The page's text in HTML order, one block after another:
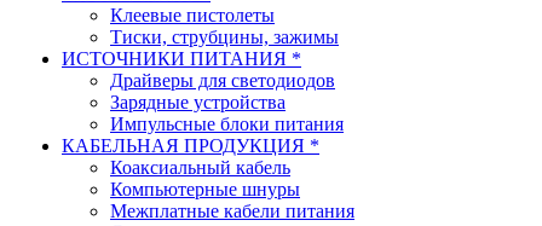
Клеевые пистолеты
Тиски, струбцины, зажимы
ИСТОЧНИКИ ПИТАНИЯ *
Драйверы для светодиодов
Зарядные устройства
Импульсные блоки питания
КАБЕЛЬНАЯ ПРОДУКЦИЯ *
Коаксиальный кабель
Компьютерные шнуры
Межплатные кабели питания